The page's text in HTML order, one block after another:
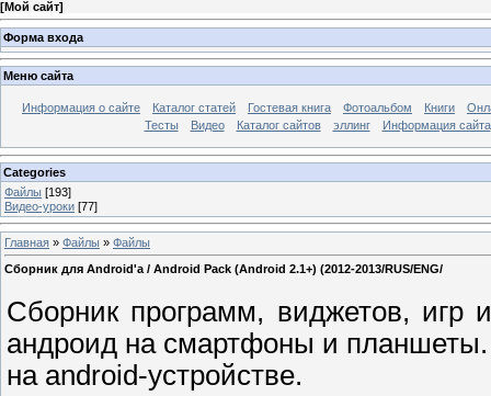
[Мой сайт]
Форма входа
Меню сайта
Информация о сайте Каталог статей Гостевая книга Фотоальбом Книги
Тесты
Видео Каталог сайтов эллинг Информация сайта
Categories
Файлы [193]
Видео-уроки [77]
Главная » Файлы » Файлы
Сборник для Android'a / Android Pack (Android 2.1+) (2012-2013/RUS/ENG/
Сборник программ, виджетов,
андроид на смартфоны и
на android-устройстве.